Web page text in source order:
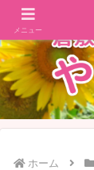
ホーム
メニュー